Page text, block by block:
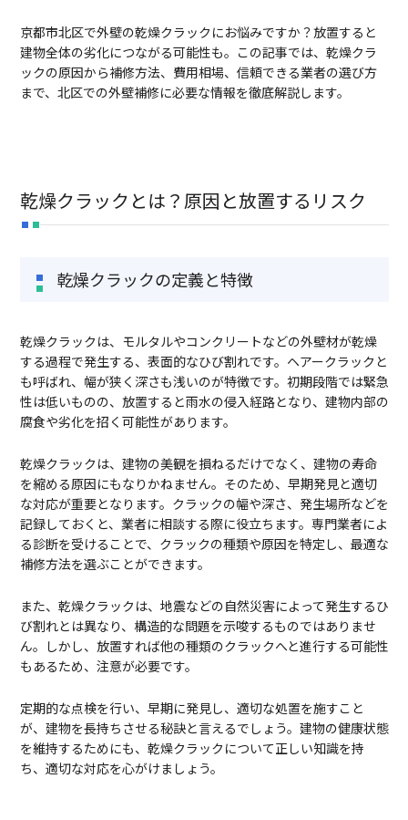
新卒採用中途採用
TEL:075-882-1268
京都市北区で外壁の乾燥クラックにお悩みですか？放置すると
建物全体の劣化につながる可能性も。この記事では、乾燥クラ
ックの原因から補修方法、費用相場、信頼できる業者の選び方
まで、北区での外壁補修に必要な情報を徹底解説します。
乾燥クラックとは？原因と放置するリスク
乾燥クラックの定義と特徴
乾燥クラックは、モルタルやコンクリートなどの外壁材が乾燥
する過程で発生する、表面的なひび割れです。ヘアークラックと
も呼ばれ、幅が狭く深さも浅いのが特徴です。初期段階では緊急
性は低いものの、放置すると雨水の侵入経路となり、建物内部の
腐食や劣化を招く可能性があります。
乾燥クラックは、建物の美観を損ねるだけでなく、建物の寿命
を縮める原因にもなりかねません。そのため、早期発見と適切
な対応が重要となります。クラックの幅や深さ、発生場所などを
記録しておくと、業者に相談する際に役立ちます。専門業者によ
る診断を受けることで、クラックの種類や原因を特定し、最適な
補修方法を選ぶことができます。
また、乾燥クラックは、地震などの自然災害によって発生するひ
び割れとは異なり、構造的な問題を示唆するものではありませ
ん。しかし、放置すれば他の種類のクラックへと進行する可能性
もあるため、注意が必要です。
定期的な点検を行い、早期に発見し、適切な処置を施すこと
が、建物を長持ちさせる秘訣と言えるでしょう。建物の健康状態
を維持するためにも、乾燥クラックについて正しい知識を持
ち、適切な対応を心がけましょう。